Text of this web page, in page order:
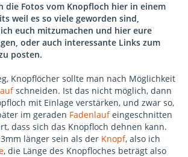
die Fotos vom Knopfloch hier in einem
weil es so viele geworden sind,
euch mitzumachen und hier eure
oder auch interessante Links zum
posten.
Knopflöcher sollte man nach Möglichkeit
schneiden. Ist das nicht möglich, dann
mit Einlage verstärken, und zwar so,
im geraden Fadenlaufeingeschnitten
dass sich das Knopfloch dehnen kann.
länger sein als der Knopf, also ich
, die Länge des Knopfloches beträgt also